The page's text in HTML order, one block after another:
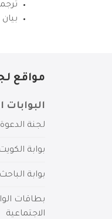
مواقع
البوابات
لجنة الدعوة
بوابة
بوابة
بطاقات
الاجتماعية